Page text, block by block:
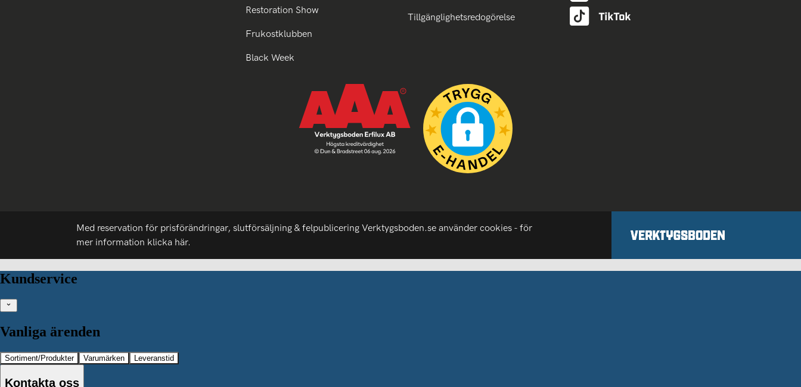
Restoration Show
Frukostklubben
Black Week
Tillgänglighetsredogörelse
Med reservation för prisförändringar, slutförsäljning & felpublicering Verktygsboden.se använder cookies - för
mer information klicka här.